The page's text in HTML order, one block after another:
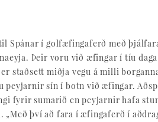
Spánar í golfæfingaferð með
Þeir voru við æfingar í tíu
staðsett miðja vegu á milli
sín í botn við æfingar.
fyrir sumarið en peyjarnir hafa
því að fara í æfingaferð í